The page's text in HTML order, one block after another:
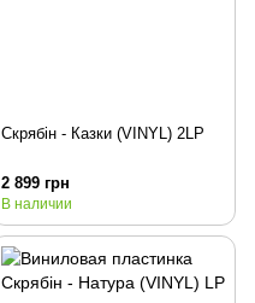
Скрябін - Казки (VINYL) 2LP
2 899 грн
В наличии